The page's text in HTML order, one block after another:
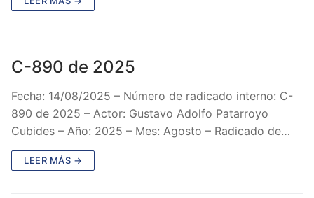
C-890 de 2025
Fecha: 14/08/2025 – Número de radicado interno: C-
890 de 2025 – Actor: Gustavo Adolfo Patarroyo
Cubides – Año: 2025 – Mes: Agosto – Radicado de…
LEER MÁS →